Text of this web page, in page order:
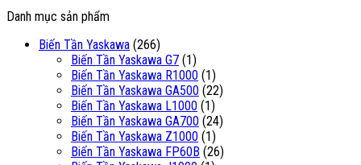
Danh mục sản phẩm
Biến Tần Yaskawa (266)
Biến Tần Yaskawa G7 (1)
Biến Tần Yaskawa R1000 (1)
Biến Tần Yaskawa GA500 (22)
Biến Tần Yaskawa L1000 (1)
Biến Tần Yaskawa GA700 (24)
Biến Tần Yaskawa Z1000 (1)
Biến Tần Yaskawa FP60B (26)